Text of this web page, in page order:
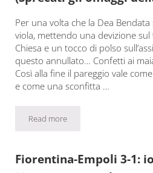
Per una volta che la Dea Bendata
viola, mettendo una devizione
Chiesa e un tocco di polso
questo annullato… Confetti ai
Così alla fine il pareggio vale
e come una sconfitta …
Read moreAtalanta-Fiorentina 2-2: io
Fiorentina-Empoli 3-1: